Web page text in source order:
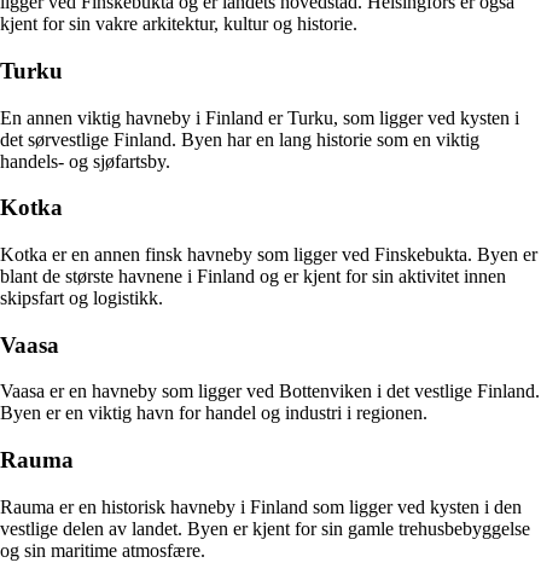
kjent for sin vakre arkitektur, kultur og historie.
Turku
En annen viktig havneby i Finland er Turku, som ligger ved kysten i
det sørvestlige Finland. Byen har en lang historie som en viktig
handels- og sjøfartsby.
Kotka
Kotka er en annen finsk havneby som ligger ved Finskebukta. Byen er
blant de største havnene i Finland og er kjent for sin aktivitet innen
skipsfart og logistikk.
Vaasa
Vaasa er en havneby som ligger ved Bottenviken i det vestlige Finland.
Byen er en viktig havn for handel og industri i regionen.
Rauma
Rauma er en historisk havneby i Finland som ligger ved kysten i den
vestlige delen av landet. Byen er kjent for sin gamle trehusbebyggelse
og sin maritime atmosfære.